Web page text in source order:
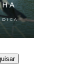
DICA